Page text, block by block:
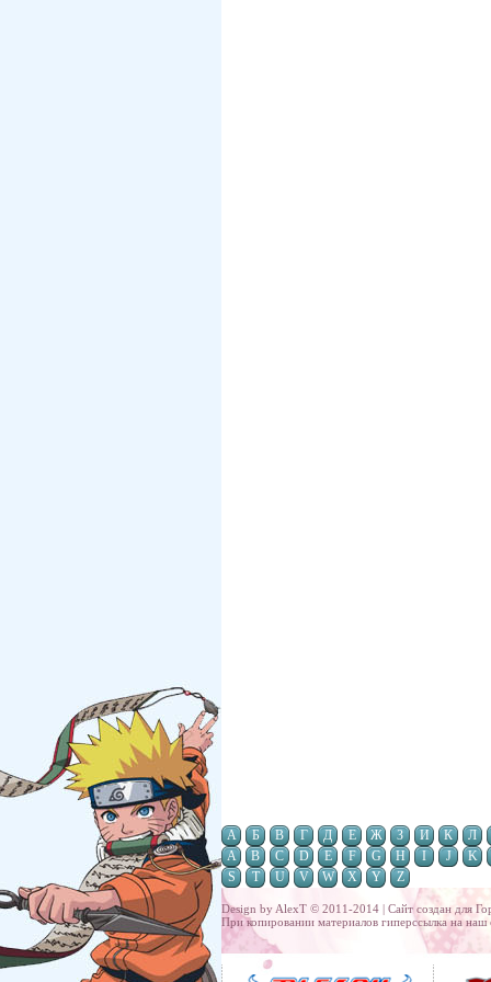
А Б В Г Д Е Ж З И К Л
A
B C D E F G H I J K
S
T U V W X Y Z
Design by AlexT © 2011-2014 | Сайт создан для
При копировании материалов гиперссылка на наш